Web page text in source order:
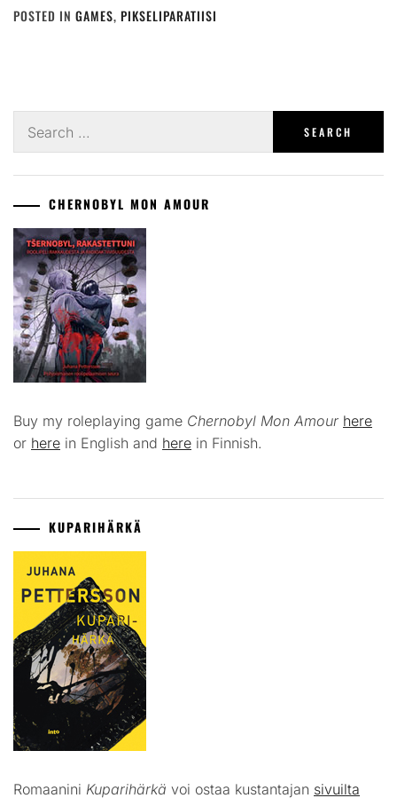
POSTED IN GAMES, PIKSELIPARATIISI
for:
CHERNOBYL MON AMOUR
Buy my roleplaying game Chernobyl Mon Amour here
or here in English and here in Finnish.
KUPARIHÄRKÄ
Romaanini Kuparihärkä voi ostaa kustantajan sivuilta